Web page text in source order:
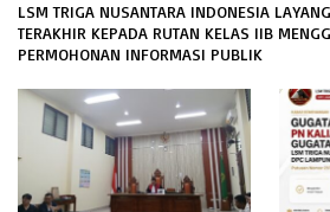
LSM TRIGA NUSANTARA INDONESIA
TERAKHIR KEPADA RUTAN KELAS IIB
PERMOHONAN INFORMASI PUBLIK